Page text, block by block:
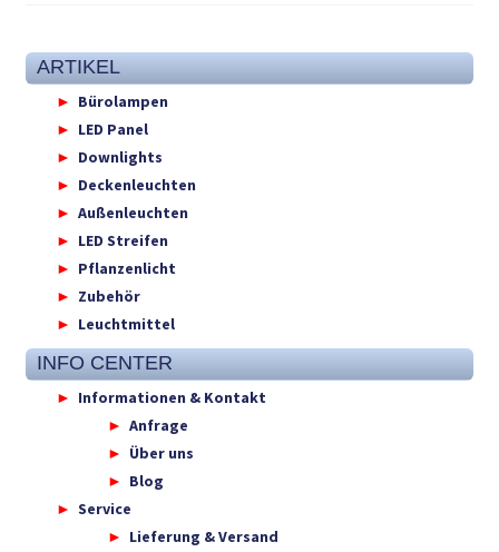
ARTIKEL
Bürolampen
LED Panel
Downlights
Deckenleuchten
Außenleuchten
LED Streifen
Pflanzenlicht
Zubehör
Leuchtmittel
INFO CENTER
Informationen & Kontakt
Anfrage
Über uns
Blog
Service
Lieferung & Versand